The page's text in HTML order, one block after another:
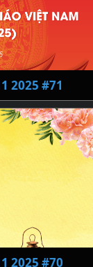
2025 #71
2025 #70